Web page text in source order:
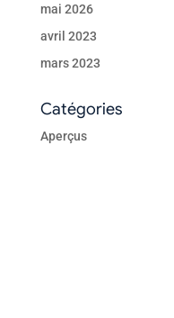
mai 2026
avril 2023
mars 2023
Catégories
Aperçus